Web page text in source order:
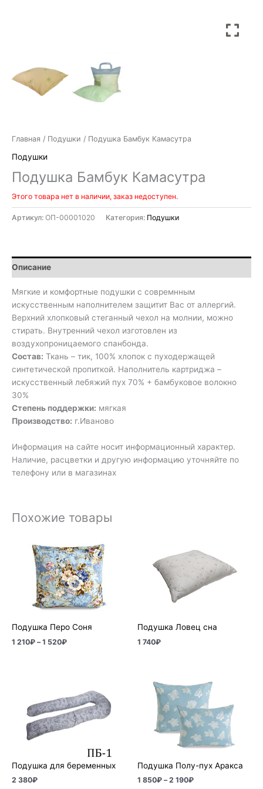
Главная / Подушки / Подушка Бамбук Камасутра
Подушки
Подушка Бамбук Камасутра
Этого товара нет в наличии, заказ недоступен.
Артикул: ОП-00001020 Категория: Подушки
Описание
Мягкие и комфортные подушки с совремнным
искусственным наполнителем защитит Вас от аллергий.
Верхний хлопковый стеганный чехол на молнии, можно
стирать. Внутренний чехол изготовлен из
воздухопроницаемого спанбонда.
Состав: Ткань – тик, 100% хлопок с пуходержащей
синтетической пропиткой. Наполнитель картриджа –
искусственный лебяжий пух 70% + бамбуковое волокно
30%
Степень поддержки: мягкая
Производство: г.Иваново
Информация на сайте носит информационный характер.
Наличие, расцветки и другую информацию уточняйте по
телефону или в магазинах
Похожие товары
Подушка Перо Соня
1 210₽ – 1 520₽
цен:
1
210₽
–
1
520₽
Подушка Ловец сна
1 740₽
Подушка для беременных
2 380₽
Подушка Полу-пух Аракса
1 850₽ – 2 190₽
цен:
1
850₽
–
2
190₽